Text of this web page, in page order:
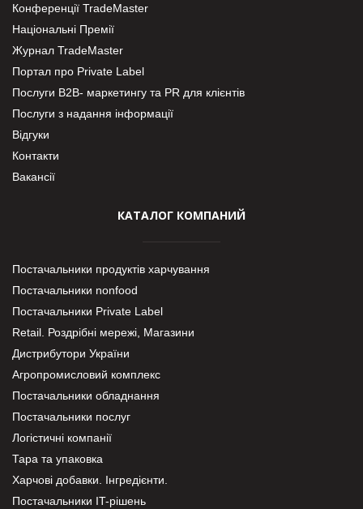
Конференції TradeMaster
Національні Премії
Журнал TradeMaster
Портал про Private Label
Послуги В2В- маркетингу та PR для клієнтів
Послуги з надання інформації
Відгуки
Контакти
Вакансії
КАТАЛОГ КОМПАНИЙ
Постачальники продуктів харчування
Постачальники nonfood
Постачальники Private Label
Retail. Роздрібні мережі, Магазини
Дистрибутори України
Агропромисловий комплекс
Постачальники обладнання
Постачальники послуг
Логістичні компанії
Тара та упаковка
Харчові добавки. Інгредієнти.
Постачальники IT-рішень